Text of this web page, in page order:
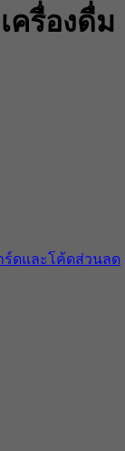
ครื่องดื่ม
ดและโค้ดส่วนลด